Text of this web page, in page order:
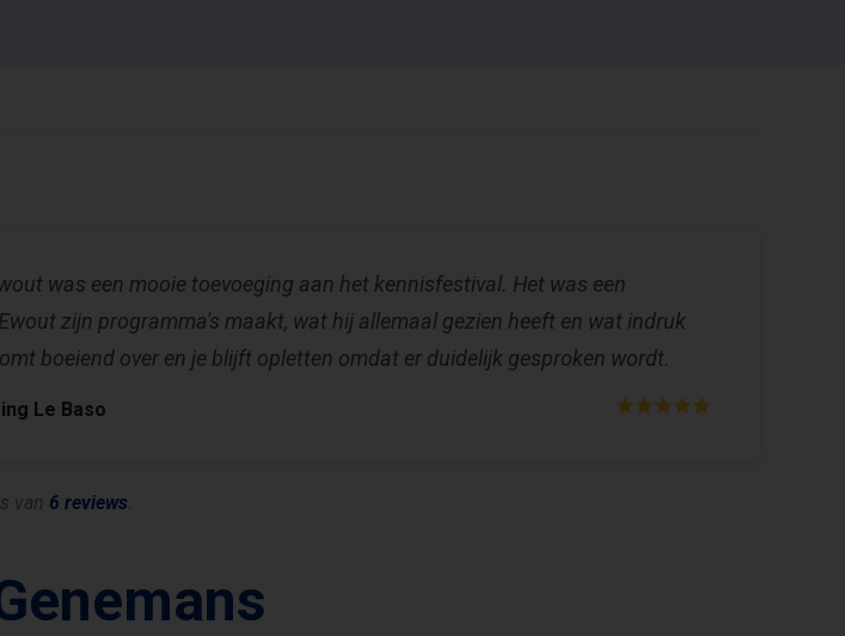
was een mooie toevoeging aan het kennisfestival. Het was een
zijn programma's maakt, wat hij allemaal gezien heeft en wat indruk
boeiend over en je blijft opletten omdat er duidelijk gesproken wordt.
Le Baso
van 6 reviews.